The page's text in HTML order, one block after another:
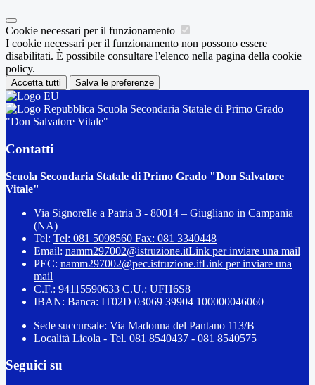
Cookie necessari per il funzionamento
I cookie necessari per il funzionamento non possono essere
disabilitati. È possibile consultare l'elenco nella pagina della cookie
policy.
Accetta tutti Salva le preferenze
Scuola Secondaria Statale di Primo Grado
"Don Salvatore Vitale"
Contatti
Scuola Secondaria Statale di Primo Grado "Don Salvatore
Vitale"
Via Signorelle a Patria 3 - 80014 – Giugliano in Campania
(NA)
Tel: Tel: 081 5098560 Fax: 081 3340448
Email: namm297002@istruzione.itLink per inviare una mail
PEC: namm297002@pec.istruzione.itLink per inviare una
mail
C.F.: 94115590633 C.U.: UFH6S8
IBAN: Banca: IT02D 03069 39904 100000046060
Sede succursale: Via Madonna del Pantano 113/B
Località Licola - Tel. 081 8540437 - 081 8540575
Seguici su